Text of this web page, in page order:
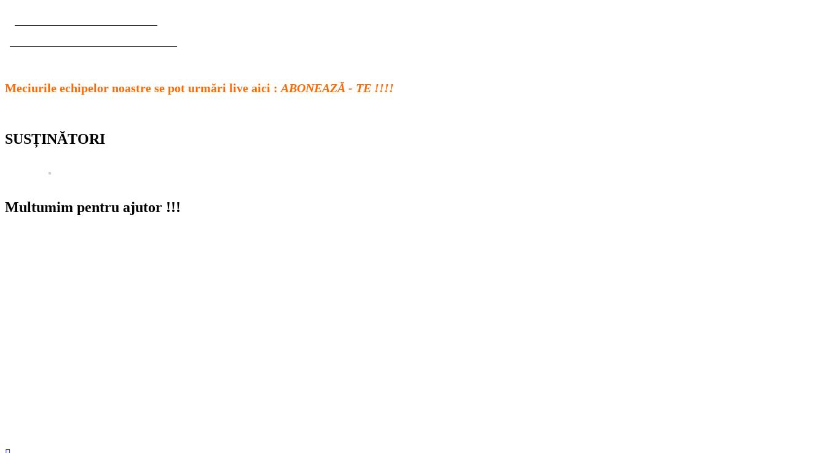
Meciurile echipelor noastre se pot urmări live aici : ABONEAZĂ - TE !!!!
SUSȚINĂTORI
Multumim pentru ajutor !!!